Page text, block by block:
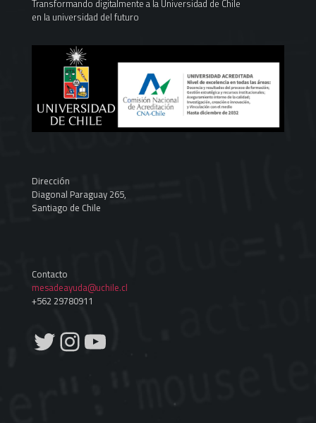
Transformando digitalmente a la Universidad de Chile
en la universidad del futuro
Dirección
Diagonal Paraguay 265,
Santiago de Chile
Contacto
mesadeayuda@uchile.cl
+562 29780911
Twitter
Instagram
YouTube